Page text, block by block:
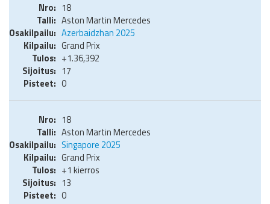
18
Aston Martin Mercedes
Azerbaidzhan 2025
Grand Prix
+1.36,392
17
0
18
Aston Martin Mercedes
Singapore 2025
Grand Prix
+1 kierros
13
0